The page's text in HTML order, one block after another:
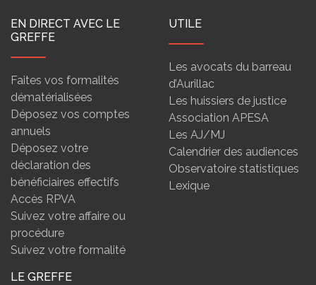
EN DIRECT AVEC LE
GREFFE
Faites vos formalités
dématérialisées
Déposez vos comptes
annuels
Déposez votre
déclaration des
bénéficiaires effectifs
Accès RPVA
Suivez votre affaire ou
procédure
Suivez votre formalité
UTILE
Les avocats du barreau
d’Aurillac
Les huissiers de justice
Association APESA
Les AJ/MJ
Calendrier des audiences
Observatoire statistiques
Lexique
LE GREFFE